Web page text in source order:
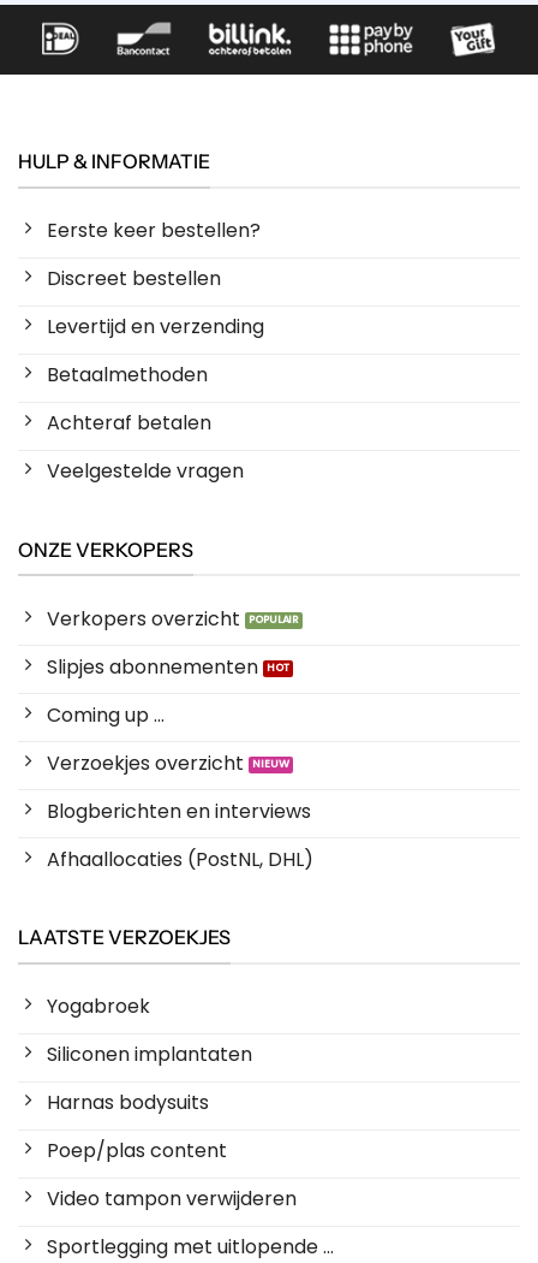
HULP & INFORMATIE
Eerste keer bestellen?
Discreet bestellen
Levertijd en verzending
Betaalmethoden
Achteraf betalen
Veelgestelde vragen
ONZE VERKOPERS
Verkopers overzicht
Slipjes abonnementen
Coming up ...
Verzoekjes overzicht
Blogberichten en interviews
Afhaallocaties (PostNL, DHL)
LAATSTE VERZOEKJES
Yogabroek
Siliconen implantaten
Harnas bodysuits
Poep/plas content
Video tampon verwijderen
Sportlegging met uitlopende ...